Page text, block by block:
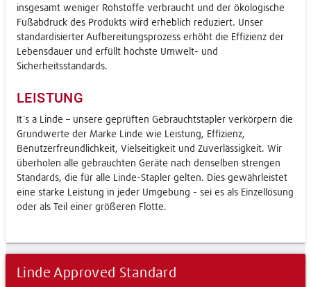
insgesamt weniger Rohstoffe verbraucht und der ökologische
Fußabdruck des Produkts wird erheblich reduziert. Unser
standardisierter Aufbereitungsprozess erhöht die Effizienz der
Lebensdauer und erfüllt höchste Umwelt- und
Sicherheitsstandards.
LEISTUNG
It´s a Linde – unsere geprüften Gebrauchtstapler verkörpern die
Grundwerte der Marke Linde wie Leistung, Effizienz,
Benutzerfreundlichkeit, Vielseitigkeit und Zuverlässigkeit. Wir
überholen alle gebrauchten Geräte nach denselben strengen
Standards, die für alle Linde-Stapler gelten. Dies gewährleistet
eine starke Leistung in jeder Umgebung - sei es als Einzellösung
oder als Teil einer größeren Flotte.
Linde Approved Standard